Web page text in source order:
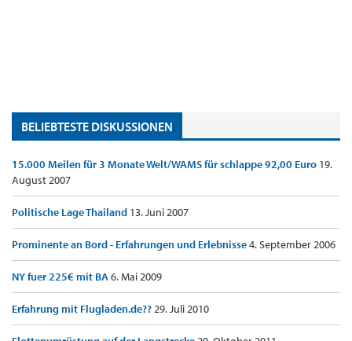
BELIEBTESTE DISKUSSIONEN
15.000 Meilen für 3 Monate Welt/WAMS für schlappe 92,00 Euro 19.
August 2007
Politische Lage Thailand 13. Juni 2007
Prominente an Bord - Erfahrungen und Erlebnisse4. September 2006
NY fuer 225€ mit BA6. Mai 2009
Erfahrung mit Flugladen.de??29. Juli 2010